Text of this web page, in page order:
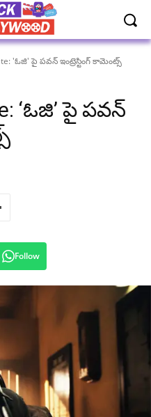
'ఓజి' పై పవన్ ఇంట్రెస్టింగ్ కామెంట్స్
‘ఓజి’ పై పవన్
Follow